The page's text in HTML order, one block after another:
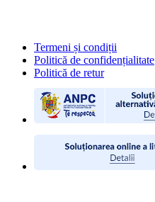
Termeni și condiții
Politică de confidențialitate
Politică de retur